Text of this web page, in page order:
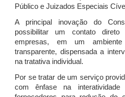
Público e Juizados Especiais
A principal inovação do
possibilitar um contato
empresas, em um
transparente, dispensada a
na tratativa individual.
Por se tratar de um serviço
com ênfase na